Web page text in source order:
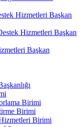
Hizmetleri Başkan
Hizmetleri Başkan
Başkan
Birimi
Birimi
Birimi